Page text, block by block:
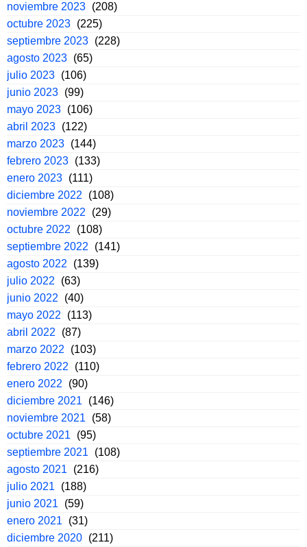
noviembre 2023 (208)
octubre 2023 (225)
septiembre 2023 (228)
agosto 2023 (65)
julio 2023 (106)
junio 2023 (99)
mayo 2023 (106)
abril 2023 (122)
marzo 2023 (144)
febrero 2023 (133)
enero 2023 (111)
diciembre 2022
(108)
noviembre 2022
(29)
octubre 2022
(108)
septiembre 2022
(141)
agosto 2022
(139)
julio 2022
(63)
junio 2022
(40)
mayo 2022
(113)
abril 2022
(87)
marzo 2022
(103)
febrero 2022
(110)
enero 2022
(90)
diciembre 2021
(146)
noviembre 2021
(58)
octubre 2021
(95)
septiembre 2021
(108)
agosto 2021
(216)
julio 2021
(188)
junio 2021
(59)
enero 2021
(31)
diciembre 2020 (211)